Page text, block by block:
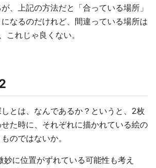
、上記の方法だと「合っている場所」
なるのだけれど、間違っている場所は
これじゃ良くない。
とは、なんであるか？というと、2枚
た時に、それぞれに描かれている絵の
のではないか。
妙に位置がずれている可能性も考え